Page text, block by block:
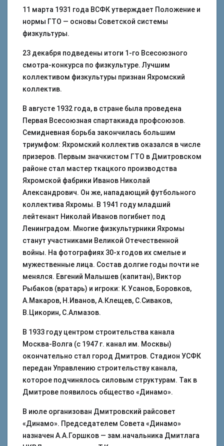
11 марта 1931 года ВСФК утверждает Положение и
нормы ГТО — основы Советской системы
физкультуры.
23 декабря подведены итоги 1-го Всесоюзного
смотра-конкурса по физкультуре. Лучшим
коллективом физкультуры признан Яхромский
коллектив.
В августе 1932 года, в стране была проведена
Первая Всесоюзная спартакиада профсоюзов.
Семидневная борьба закончилась большим
триумфом: Яхромский коллектив оказался в числе
призеров. Первым значкистом ГТО в Дмитровском
районе стал мастер ткацкого производства
Яхромской фабрики Иванов Николай
Александрович. Он же, нападающий футбольного
коллектива Яхромы. В 1941 году младший
лейтенант Николай Иванов погибнет под
Ленинградом. Многие физкультурники Яхромы
станут участниками Великой Отечественной
войны. На фотографиях 30-х годов их смелые и
мужественные лица. Состав долгие годы почти не
менялся. Евгений Малышев (капитан), Виктор
Рыбаков (вратарь) и игроки: К.Усанов, Боровков,
А.Макаров, Н.Иванов, А.Клещев, С.Сиваков,
В.Цикорин, С.Алмазов.
В 1933 году центром строительства канала
Москва-Волга (с 1947 г. канал им. Москвы)
окончательно стал город Дмитров. Стадион УСФК
передан Управлению строительству канала,
которое подчинялось силовым структурам. Так в
Дмитрове появилось общество «Динамо».
В июле организован Дмитровский райсовет
«Динамо». Председателем Совета «Динамо»
назначен А.А.Горшков — зам.начальника Дмитлага